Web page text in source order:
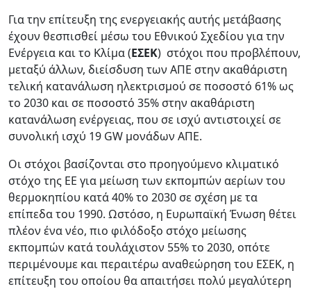
Για την επίτευξη της ενεργειακής αυτής μετάβασης
έχουν θεσπισθεί μέσω του Εθνικού Σχεδίου για την
Ενέργεια και το Κλίμα (ΕΣΕΚ) στόχοι που προβλέπουν,
μεταξύ άλλων, διείσδυση των ΑΠΕ στην ακαθάριστη
τελική κατανάλωση ηλεκτρισμού σε ποσοστό 61% ως
το 2030 και σε ποσοστό 35% στην ακαθάριστη
κατανάλωση ενέργειας, που σε ισχύ αντιστοιχεί σε
συνολική ισχύ 19 GW μονάδων ΑΠΕ.
Οι στόχοι βασίζονται στο προηγούμενο κλιματικό
στόχο της ΕΕ για μείωση των εκπομπών αερίων του
θερμοκηπίου κατά 40% το 2030 σε σχέση με τα
επίπεδα του 1990. Ωστόσο, η Ευρωπαϊκή Ένωση θέτει
πλέον ένα νέο, πιο φιλόδοξο στόχο μείωσης
εκπομπών κατά τουλάχιστον 55% το 2030, οπότε
περιμένουμε και περαιτέρω αναθεώρηση του ΕΣΕΚ, η
επίτευξη του οποίου θα απαιτήσει πολύ μεγαλύτερη